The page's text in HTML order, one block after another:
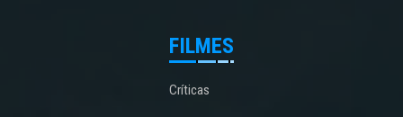
FILMES
Críticas